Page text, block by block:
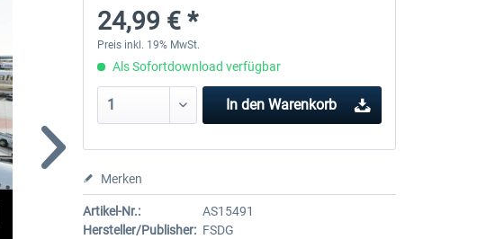
24,99 € *
Preis inkl. 19% MwSt.
Als Sofortdownload verfügbar
In den Warenkorb
Merken
Artikel-Nr.:
AS15491
Hersteller/Publisher: FSDG